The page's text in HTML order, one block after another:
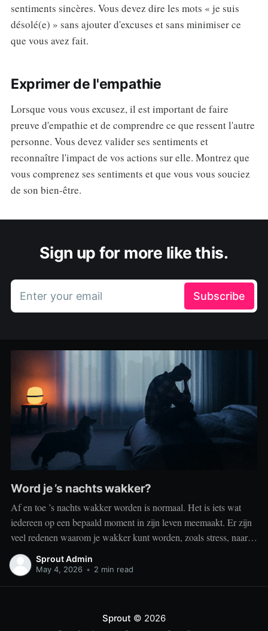
sentiments sincères. Vous devez dire les mots « je suis
désolé(e) » sans ajouter d'excuses et sans minimiser ce
que vous avez fait.
Exprimer de l'empathie
Lorsque vous vous excusez, il est important de faire
preuve d'empathie et de comprendre ce que ressent l'autre
personne. Vous devez valider ses sentiments et
reconnaître l'impact de vos actions sur elle. Montrez que
vous comprenez ses sentiments et que vous vous souciez
de son bien-être.
Sign up for more like this.
Enter your email Subscribe
Word je ’s nachts wakker?
Af en toe ’s nachts wakker worden is normaal. Het is iets wat
iedereen op een bepaald moment in zijn leven meemaakt. Er zijn
veel redenen waarom je wakker kunt worden, zoals stress, naar
het toilet moeten, je omgeving of medische aandoeningen die je
slaap beïnvloeden. Dit is geen probleem
Sprout Admin
May 4, 2026 • 2 min read
Sprout © 2026